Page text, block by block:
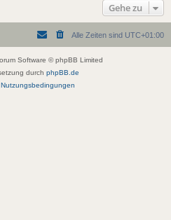
Gehe zu
Alle Zeiten sind UTC+01:00
Software © phpBB Limited
durch phpBB.de
Nutzungsbedingungen